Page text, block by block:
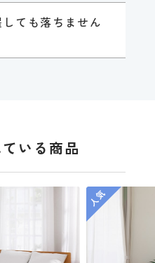
ても落ちません
いる商品
人気